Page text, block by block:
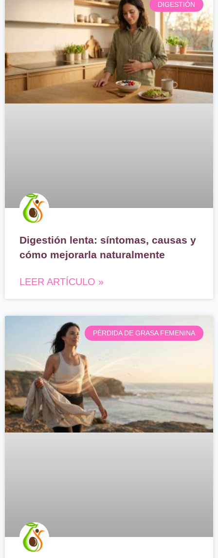
DIGESTIÓN
Digestión lenta: síntomas, causas y
cómo mejorarla naturalmente
LEER ARTÍCULO »
PÉRDIDA DE GRASA FEMENINA